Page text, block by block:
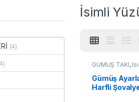
İsimli
GÜMÜŞ TAKI,
Kadın Yüzükleri
Gümüş
Harfli
(4)